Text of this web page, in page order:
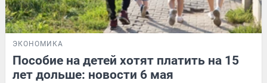
ЭКОНОМИКА
Пособие на детей хотят платить на 15
лет дольше: новости 6 мая